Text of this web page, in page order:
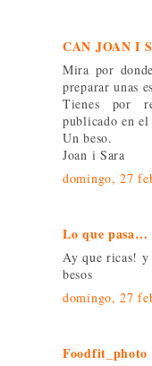
CAN JOAN I
Mira por
preparar unas
Tienes por
publicado en
Un beso.
Joan i Sara
domingo, 27
Lo que pasa…
Ay que ricas!
besos
domingo, 27
Foodfit_photo